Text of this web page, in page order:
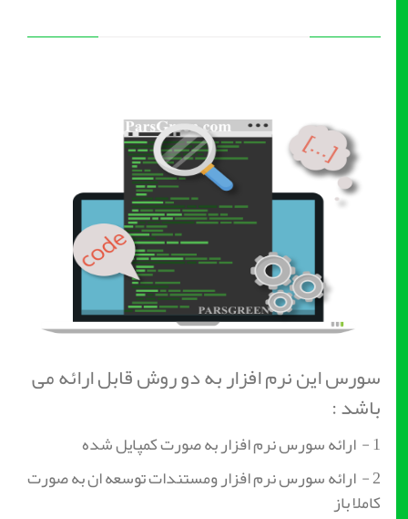
سورس این نرم افزار به دو روش قابل ارائه می
باشد :
2 - ارائه سورس نرم افزار ومستندات توسعه ان به صورت
کاملا باز